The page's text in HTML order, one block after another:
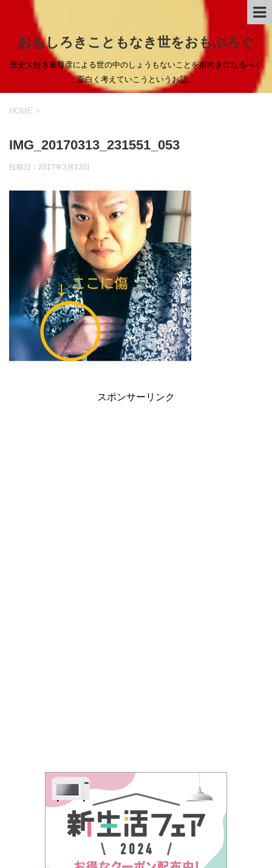
おもしろきこともなき世をおもぶろぐ
歴史大好き葦尊彦による世の中のしょうもないことを前向きになるべく
面白く考えていこうというお話。
HOME >
IMG_20170313_231551_053
投稿日： 2017年3月13日
スポンサーリンク